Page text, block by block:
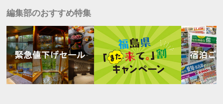
編集部のおすすめ特集